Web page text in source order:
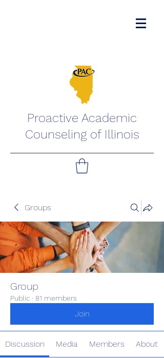
Proactive Academic
Counseling of Illinois
Groups
Group
Public · 81 members
Join
Discussion Media Members About